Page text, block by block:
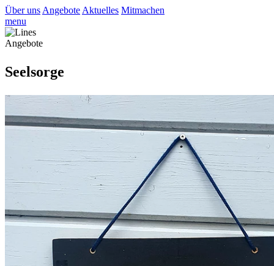
Über uns Angebote Aktuelles Mitmachen
menu
Angebote
Seelsorge